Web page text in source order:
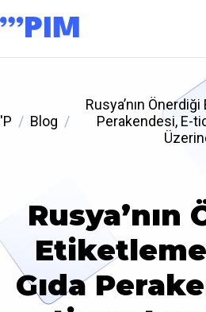
'P Blog
Rusya’nın
Perakendesi, E-
Rusya’nın
Gıda